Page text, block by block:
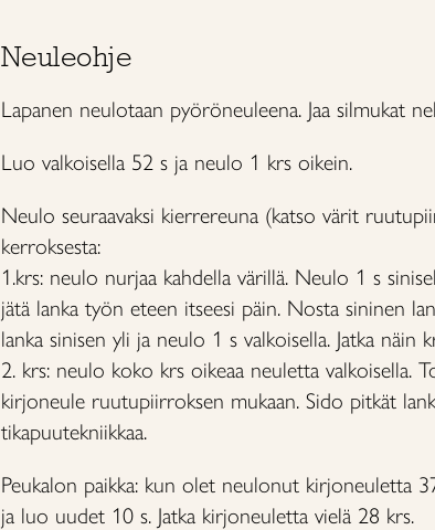
Neuleohje
Lapanen neulotaan pyöröneuleena. Jaa silmukat
Luo valkoisella 52 s ja neulo 1 krs oikein.
Neulo seuraavaksi kierrereuna (katso värit
kerroksesta:
1.krs: neulo nurjaa kahdella värillä. Neulo 1 s
jätä lanka työn eteen itseesi päin. Nosta sininen
lanka sinisen yli ja neulo 1 s valkoisella. Jatka näin
2. krs: neulo koko krs oikeaa neuletta valkoisella.
kirjoneule ruutupiirroksen mukaan. Sido pitkät
tikapuutekniikkaa.
Peukalon paikka: kun olet neulonut kirjoneuletta
ja luo uudet 10 s. Jatka kirjoneuletta vielä 28 krs.